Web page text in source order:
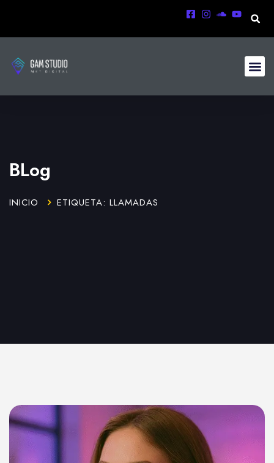
BLog
INICIO ETIQUETA: LLAMADAS